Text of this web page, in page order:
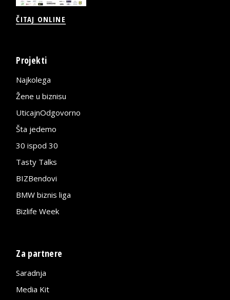
ČITAJ ONLINE
Projekti
Najkolega
Žene u biznisu
UticajnOdgovorno
Šta jedemo
30 ispod 30
Tasty Talks
BIZBendovi
BMW biznis liga
Bizlife Week
Za partnere
Saradnja
Media Kit